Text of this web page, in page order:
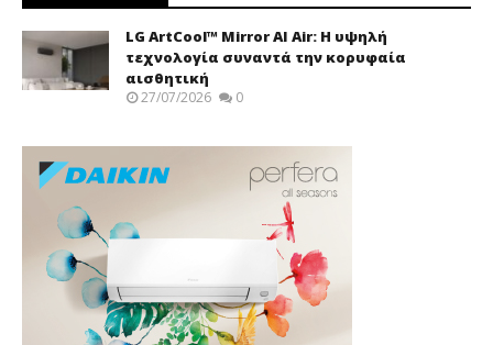
LG ArtCool™ Mirror AI Air: Η υψηλή
τεχνολογία συναντά την κορυφαία
αισθητική
27/07/2026 0